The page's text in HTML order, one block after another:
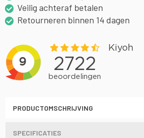
Veilig achteraf betalen
Retourneren binnen 14 dagen
PRODUCTOMSCHRIJVING
SPECIFICATIES